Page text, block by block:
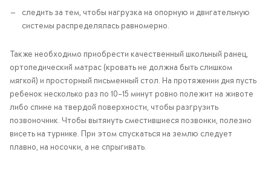
следить за тем, чтобы нагрузка на опорную и двигательную
системы распределялась равномерно.
Также необходимо приобрести качественный школьный ранец,
ортопедический матрас (кровать не должна быть слишком
мягкой) и просторный письменный стол. На протяжении дня пусть
ребенок несколько раз по 10–15 минут ровно полежит на животе
либо спине на твердой поверхности, чтобы разгрузить
позвоночник. Чтобы вытянуть сместившиеся позвонки, полезно
висеть на турнике. При этом спускаться на землю следует
плавно, на носочки, а не спрыгивать.